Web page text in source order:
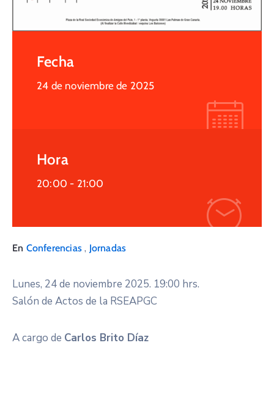
Fecha
24 de noviembre de 2025
Hora
20:00 - 21:00
En Conferencias , Jornadas
Lunes, 24 de noviembre 2025. 19:00 hrs.
Salón de Actos de la RSEAPGC
A cargo de Carlos Brito Díaz